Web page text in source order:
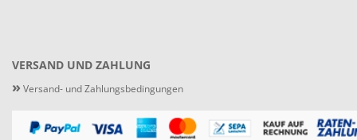
VERSAND UND ZAHLUNG
» Versand- und Zahlungsbedingungen